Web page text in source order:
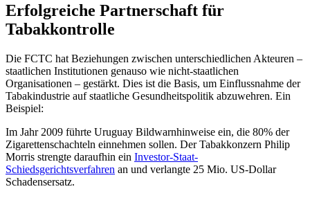
Erfolgreiche Partnerschaft für
Tabakkontrolle
Die FCTC hat Beziehungen zwischen unterschiedlichen Akteuren –
staatlichen Institutionen genauso wie nicht-staatlichen
Organisationen – gestärkt. Dies ist die Basis, um Einflussnahme der
Tabakindustrie auf staatliche Gesundheitspolitik abzuwehren. Ein
Beispiel:
Im Jahr 2009 führte Uruguay Bildwarnhinweise ein, die 80% der
Zigarettenschachteln einnehmen sollen. Der Tabakkonzern Philip
Morris strengte daraufhin ein Investor-Staat-
Schiedsgerichtsverfahren an und verlangte 25 Mio. US-Dollar
Schadensersatz.